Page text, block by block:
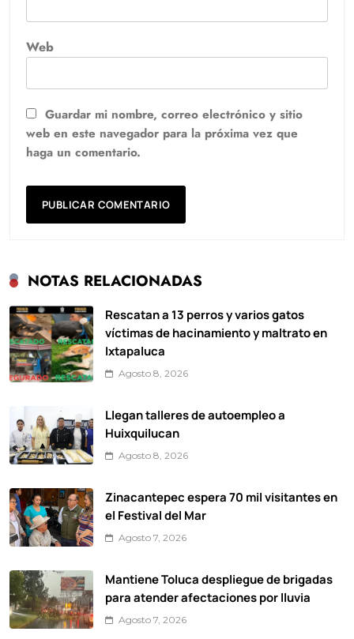
Web
Guardar mi nombre, correo electrónico y sitio
web en este navegador para la próxima vez que
haga un comentario.
NOTAS RELACIONADAS
Rescatan a 13 perros y varios gatos
víctimas de hacinamiento y maltrato en
Ixtapaluca
Agosto 8, 2026
Llegan talleres de autoempleo a
Huixquilucan
Agosto 8, 2026
Zinacantepec espera 70 mil visitantes en
el Festival del Mar
Agosto 7, 2026
Mantiene Toluca despliegue de brigadas
para atender afectaciones por lluvia
Agosto 7, 2026